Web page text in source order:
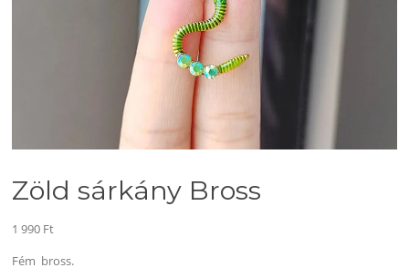
Zöld sárkány Bross
1 990 Ft
Fém bross.